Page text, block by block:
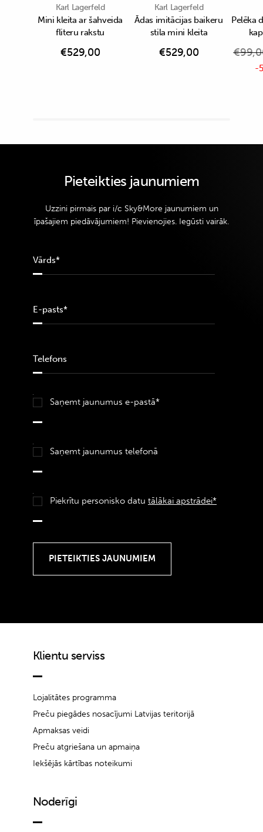
Karl Lagerfeld
Mini kleita ar šahveida
fliteru rakstu
€529,00
Karl Lagerfeld
Ādas imitācijas baikeru
stila mini kleita
€529,00
Pelēka
€
-
Pieteikties jaunumiem
Uzzini pirmais par i/c Sky&More jaunumiem un
īpašajiem piedāvājumiem! Pievienojies. Iegūsti vairāk.
Saņemt jaunumus e-pastā*
Saņemt jaunumus telefonā
Piekrītu personisko datu tālākai apstrādei*
Klientu serviss
Lojalitātes programma
Preču piegādes nosacījumi Latvijas teritorijā
Apmaksas veidi
Preču atgriešana un apmaiņa
Iekšējās kārtības noteikumi
Noderīgi